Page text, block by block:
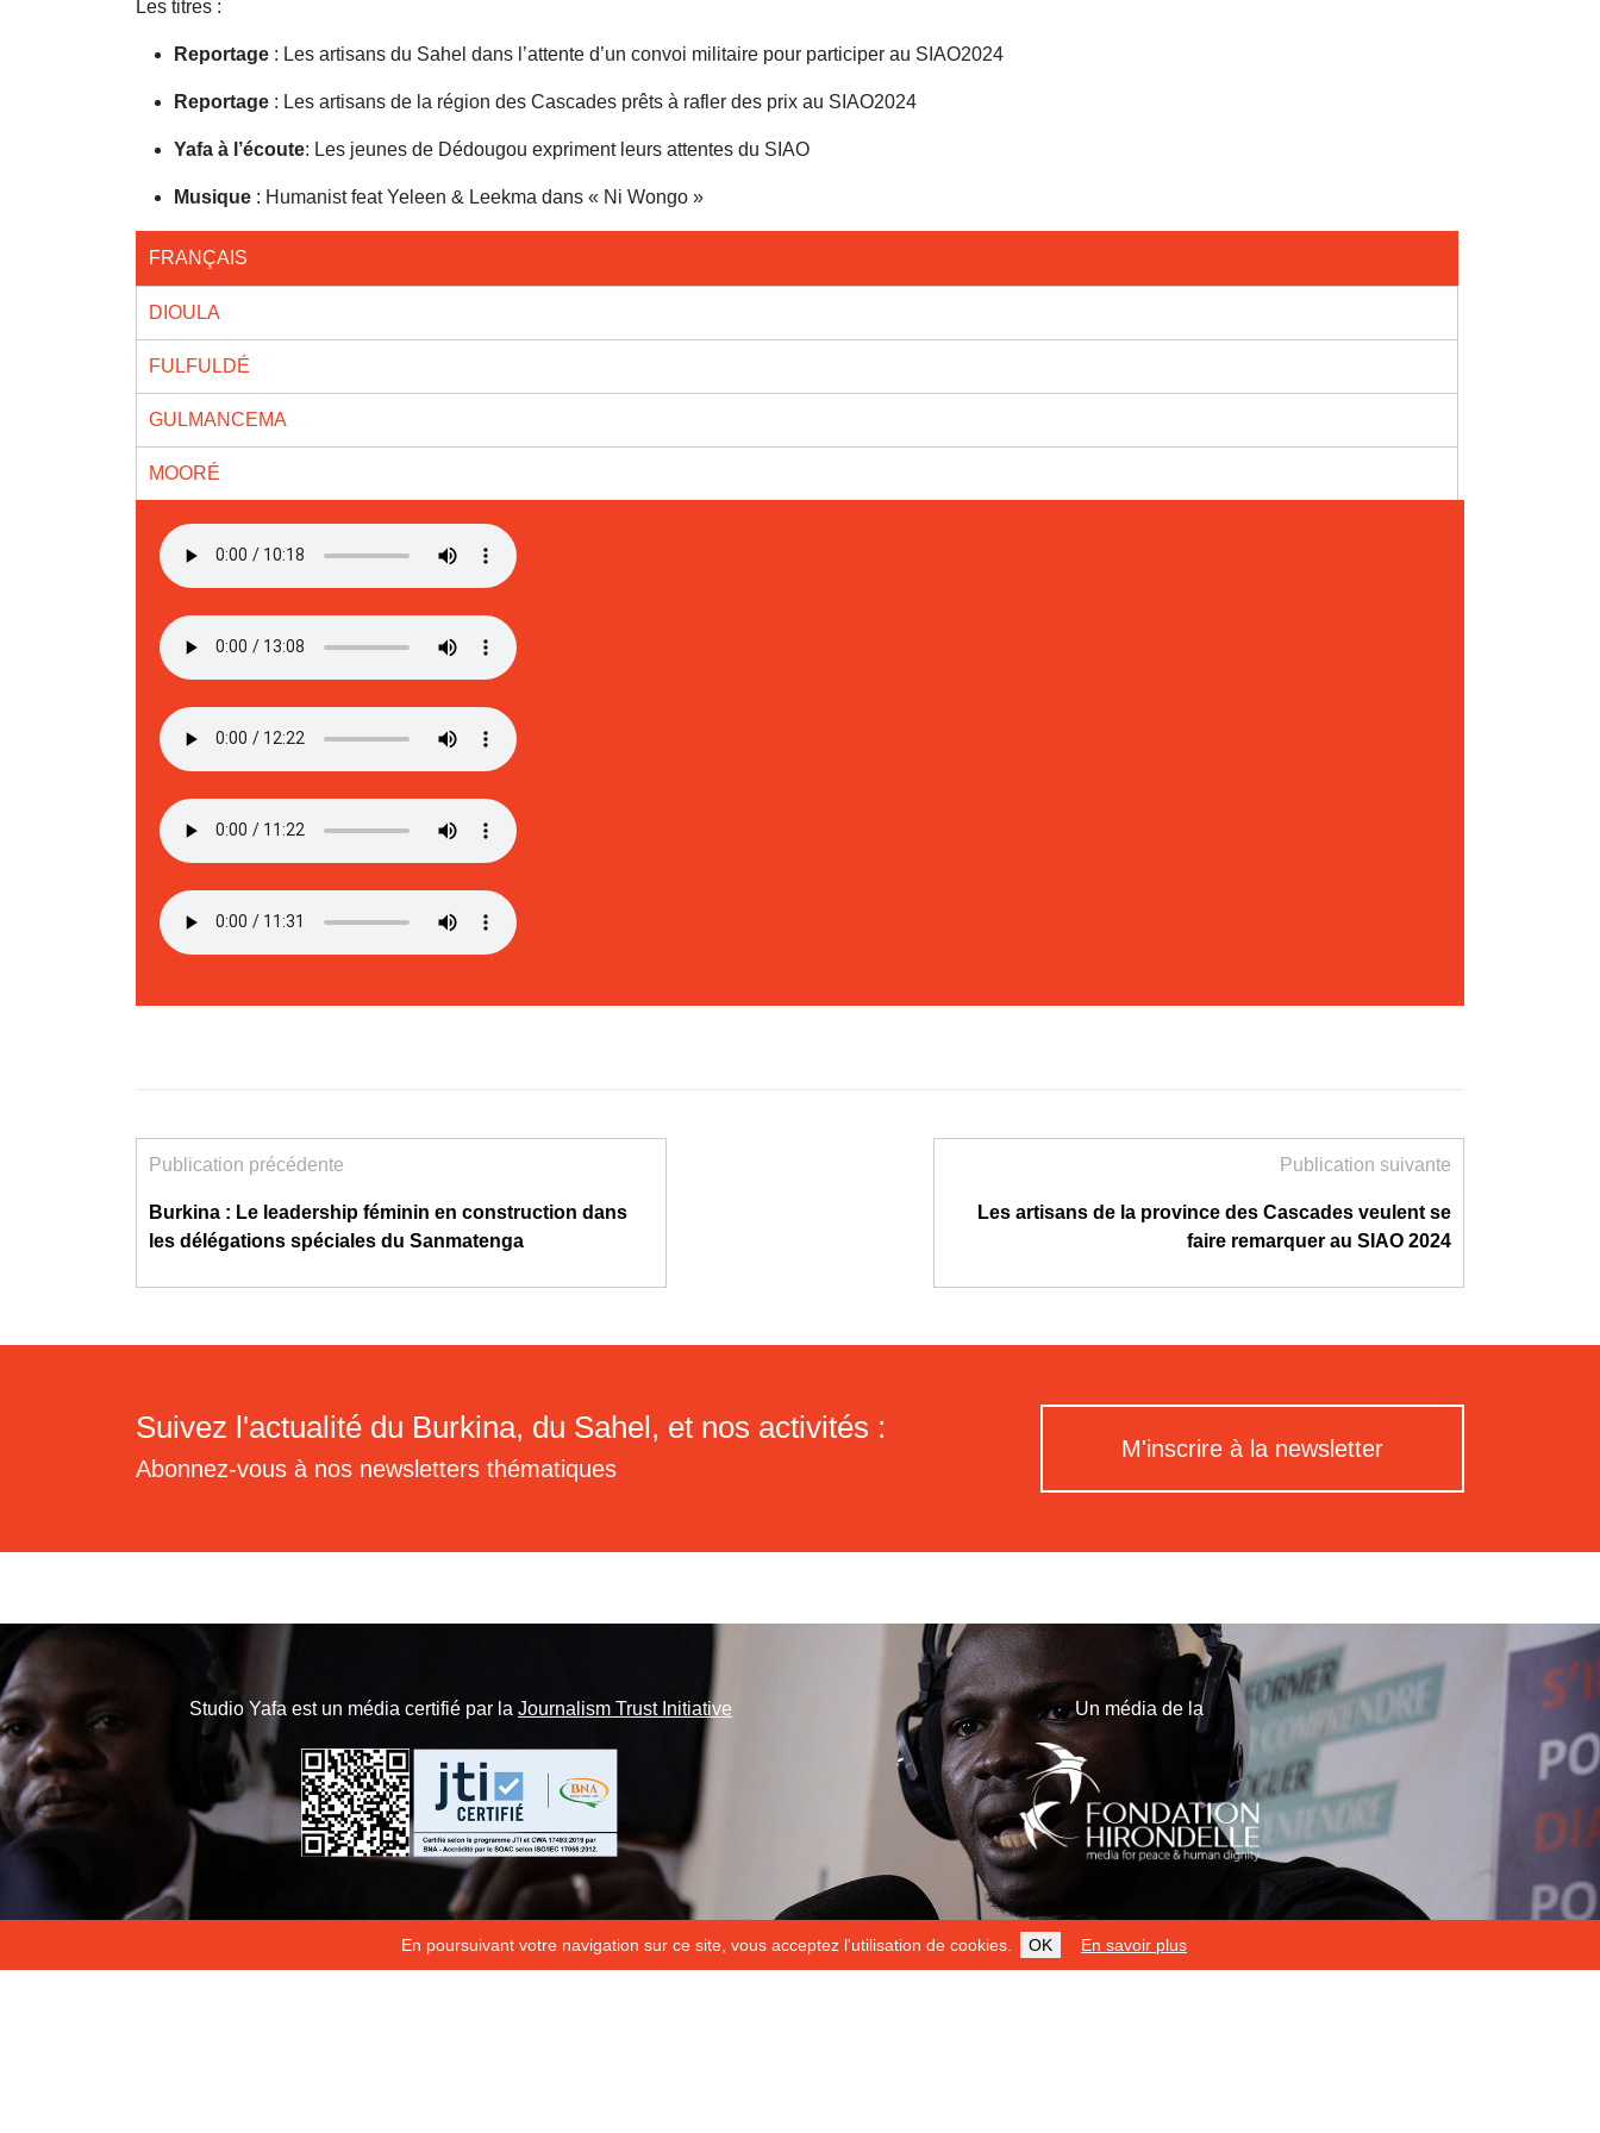
En poursuivant votre navigation sur ce site, vous acceptez l'utilisation de cookies. OK En savoir plus
Les titres :
Reportage : Les artisans du Sahel dans l’attente d’un convoi militaire pour participer au SIAO2024
Reportage : Les artisans de la région des Cascades prêts à rafler des prix au SIAO2024
Yafa à l’écoute: Les jeunes de Dédougou expriment leurs attentes du SIAO
Musique : Humanist feat Yeleen & Leekma dans « Ni Wongo »
FRANÇAIS
DIOULA
FULFULDÉ
GULMANCEMA
MOORÉ
Publication précédente
Burkina : Le leadership féminin en construction dans
les délégations spéciales du Sanmatenga
Publication suivante
Les artisans de la province des Cascades veulent se
faire remarquer au SIAO 2024
Suivez l'actualité du Burkina, du Sahel, et nos activités :
Abonnez-vous à nos newsletters thématiques
M'inscrire à la newsletter
Studio Yafa est un média certifié par la Journalism Trust Initiative Un média de la
ILS NOUS SOUTIENNENT